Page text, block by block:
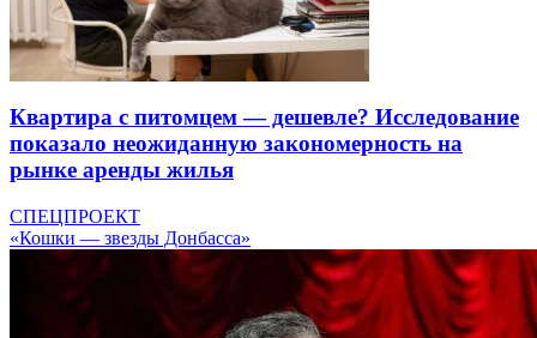
Квартира с питомцем — дешевле? Исследование
показало неожиданную закономерность на
рынке аренды жилья
СПЕЦПРОЕКТ
«Кошки — звезды Донбасса»